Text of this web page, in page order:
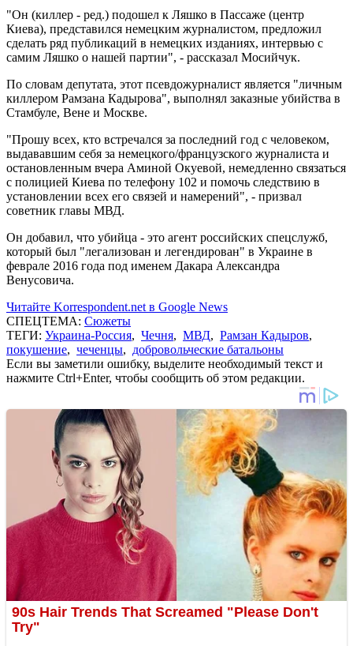
"Он (киллер - ред.) подошел к Ляшко в Пассаже (центр
Киева), представился немецким журналистом, предложил
сделать ряд публикаций в немецких изданиях, интервью с
самим Ляшко о нашей партии", - рассказал Мосийчук.
По словам депутата, этот псевдожурналист является "личным
киллером Рамзана Кадырова", выполнял заказные убийства в
Стамбуле, Вене и Москве.
"Прошу всех, кто встречался за последний год с человеком,
выдававшим себя за немецкого/французского журналиста и
остановленным вчера Аминой Окуевой, немедленно связаться
с полицией Киева по телефону 102 и помочь следствию в
установлении всех его связей и намерений", - призвал
советник главы МВД.
Он добавил, что убийца - это агент российских спецслужб,
который был "легализован и легендирован" в Украине в
феврале 2016 года под именем Дакара Александра
Венусовича.
Читайте Korrespondent.net в Google News
СПЕЦТЕМА: Сюжеты
ТЕГИ: Украина-Россия, Чечня, МВД, Рамзан Кадыров,
покушение, чеченцы, добровольческие батальоны
Если вы заметили ошибку, выделите необходимый текст и
нажмите Ctrl+Enter, чтобы сообщить об этом редакции.